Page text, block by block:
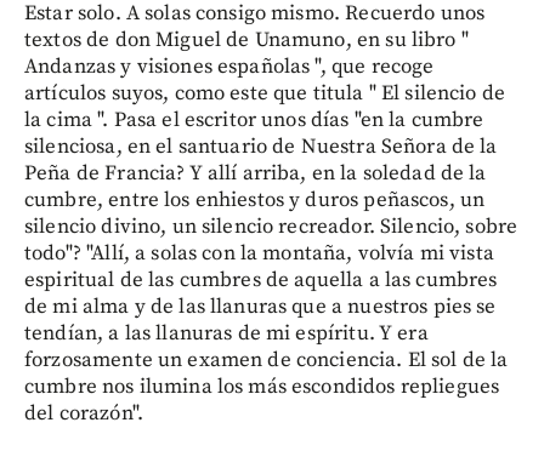
Estar solo. A solas consigo mismo. Recuerdo unos
textos de don Miguel de Unamuno, en su libro "
Andanzas y visiones españolas ", que recoge
artículos suyos, como este que titula " El silencio de
la cima ". Pasa el escritor unos días "en la cumbre
silenciosa, en el santuario de Nuestra Señora de la
Peña de Francia? Y allí arriba, en la soledad de la
cumbre, entre los enhiestos y duros peñascos, un
silencio divino, un silencio recreador. Silencio, sobre
todo"? "Allí, a solas con la montaña, volvía mi vista
espiritual de las cumbres de aquella a las cumbres
de mi alma y de las llanuras que a nuestros pies se
tendían, a las llanuras de mi espíritu. Y era
forzosamente un examen de conciencia. El sol de la
cumbre nos ilumina los más escondidos repliegues
del corazón".